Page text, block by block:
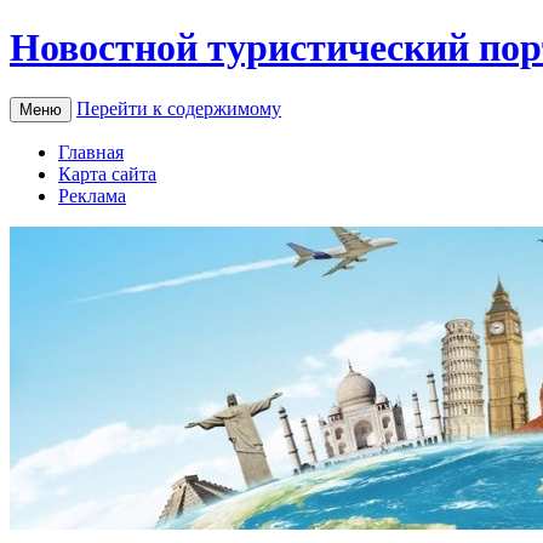
Новостной туристический
Меню Перейти к содержимому
Главная
Карта сайта
Реклама